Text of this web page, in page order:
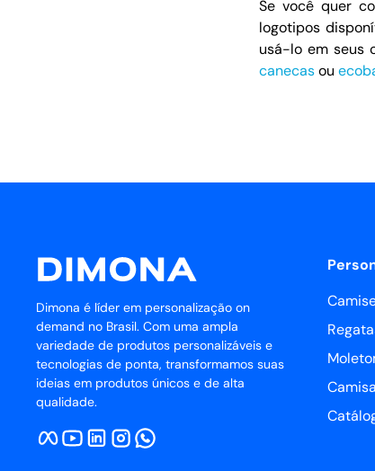
Se você quer
logotipos
usá-lo em seus
canecasou
Dimona é líder em personalização on
demand no Brasil. Com uma ampla
variedade de produtos personalizáveis e
tecnologias de ponta, transformamos suas
ideias em produtos únicos e de alta
qualidade.